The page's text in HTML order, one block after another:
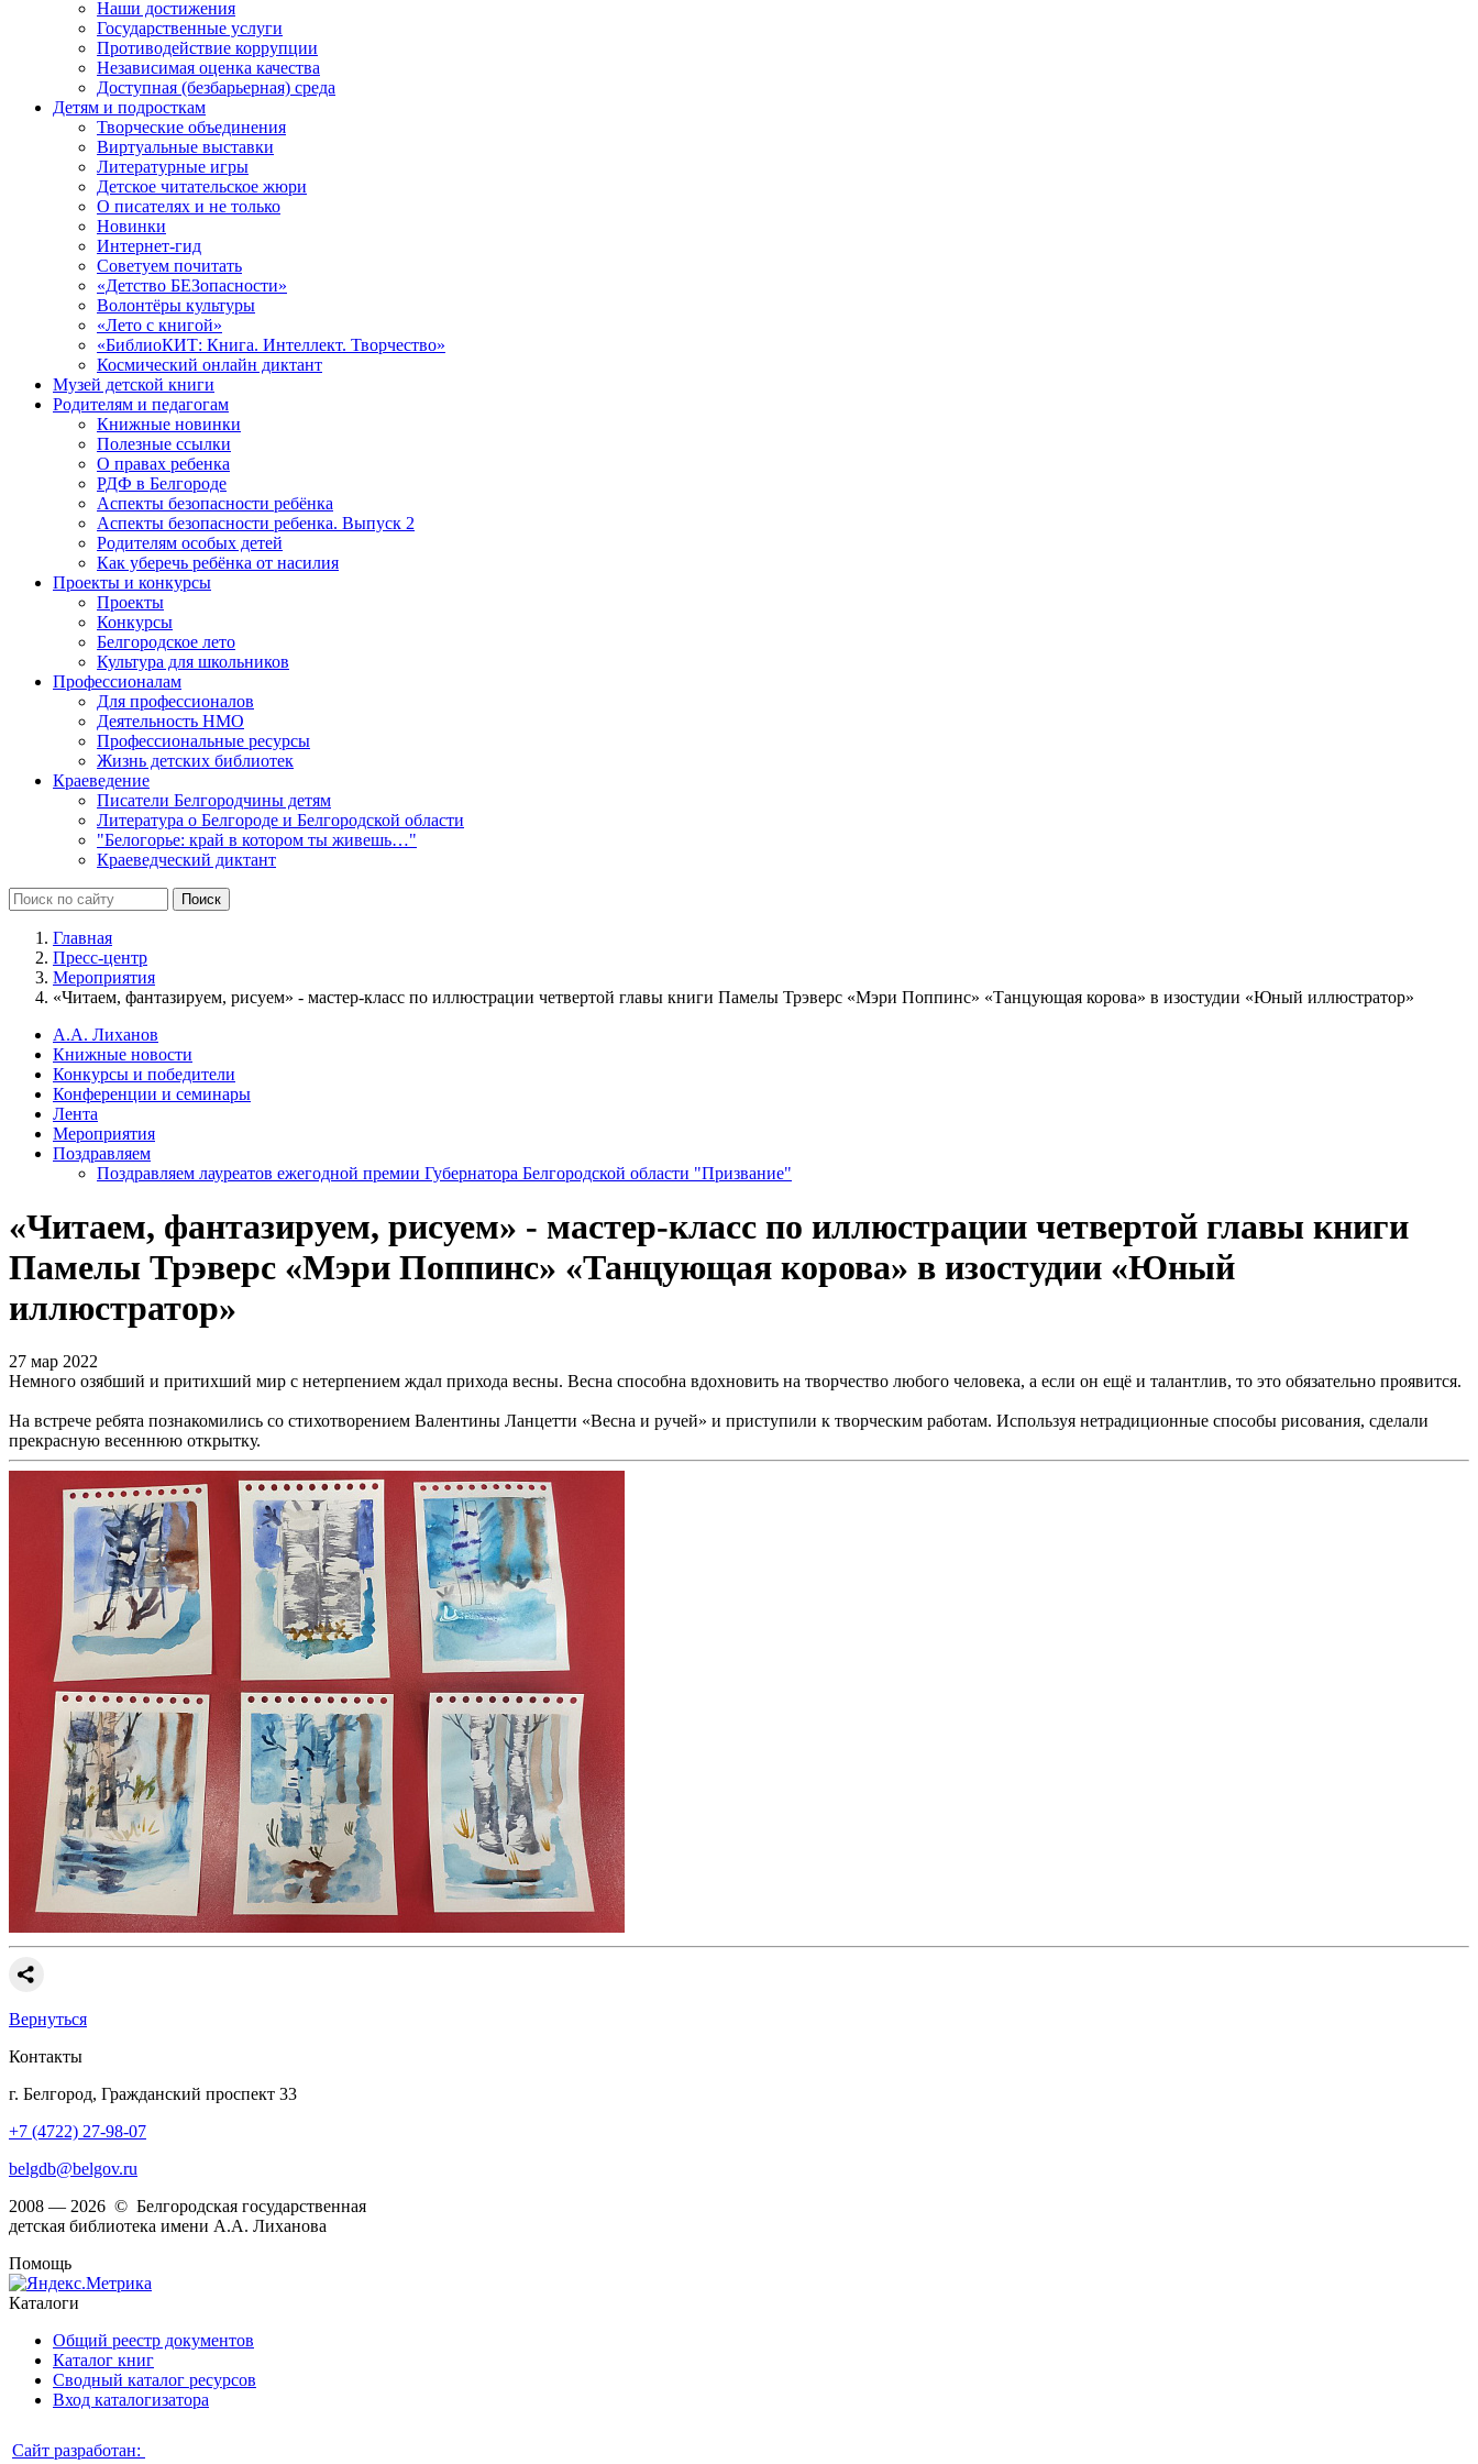
Наши достижения
Государственные услуги
Противодействие коррупции
Независимая оценка качества
Доступная (безбарьерная) среда
Детям и подросткам
Творческие объединения
Виртуальные выставки
Литературные игры
Детское читательское жюри
О писателях и не только
Новинки
Интернет-гид
Советуем почитать
«Детство БЕЗопасности»
Волонтёры культуры
«Лето с книгой»
«БиблиоКИТ: Книга. Интеллект. Творчество»
Космический онлайн диктант
Музей детской книги
Родителям и педагогам
Книжные новинки
Полезные ссылки
О правах ребенка
РДФ в Белгороде
Аспекты безопасности ребёнка
Аспекты безопасности ребенка. Выпуск 2
Родителям особых детей
Как уберечь ребёнка от насилия
Проекты и конкурсы
Проекты
Конкурсы
Белгородское лето
Культура для школьников
Профессионалам
Для профессионалов
Деятельность НМО
Профессиональные ресурсы
Жизнь детских библиотек
Краеведение
Писатели Белгородчины детям
Литература о Белгороде и Белгородской области
"Белогорье: край в котором ты живешь…"
Краеведческий диктант
Главная
Пресс-центр
Мероприятия
«Читаем, фантазируем, рисуем» - мастер-класс по иллюстрации четвертой главы книги Памелы Трэверс «Мэри Поппинс» «Танцующая корова» в изостудии «Юный иллюстратор»
А.А. Лиханов
Книжные новости
Конкурсы и победители
Конференции и семинары
Лента
Мероприятия
Поздравляем
Поздравляем лауреатов ежегодной премии Губернатора Белгородской области "Призвание"
«Читаем, фантазируем, рисуем» - мастер-класс по иллюстрации четвертой главы книги
Памелы Трэверс «Мэри Поппинс» «Танцующая корова» в изостудии «Юный
иллюстратор»
27 мар 2022
Немного озябший и притихший мир с нетерпением ждал прихода весны. Весна способна вдохновить на творчество любого человека, а если он ещё и талантлив, то это обязательно проявится.
На встрече ребята познакомились со стихотворением Валентины Ланцетти «Весна и ручей» и приступили к творческим работам. Используя нетрадиционные способы рисования, сделали
прекрасную весеннюю открытку.
Вернуться
Контакты
г. Белгород, Гражданский проспект 33
+7 (4722) 27-98-07
belgdb@belgov.ru
2008 — 2026 © Белгородская государственная
детская библиотека имени А.А. Лиханова
Помощь
Каталоги
Общий реестр документов
Каталог книг
Сводный каталог ресурсов
Вход каталогизатора
Сайт разработан: